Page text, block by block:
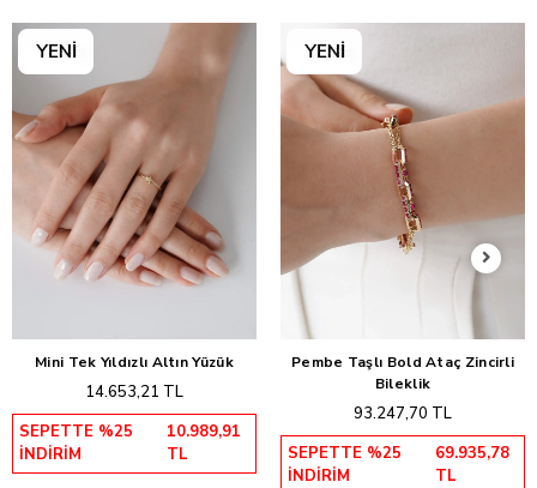
Sepete Ekle
Mini Tek Yıldızlı Altın Yüzük
14.653,21 TL
SEPETTE %25
İNDİRİM
10.989,91
TL
Sepete Ekle
Pembe Taşlı Bold Ataç Zincirli
Bileklik
93.247,70 TL
SEPETTE %25
İNDİRİM
69.935,78
TL